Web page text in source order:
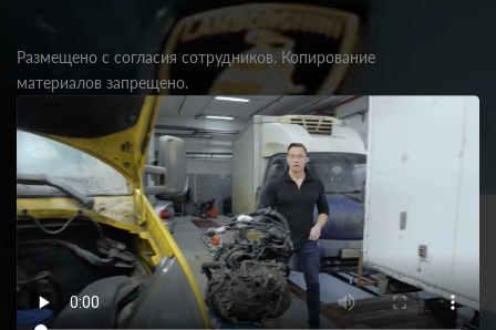
Размещено с согласия сотрудников. Копирование
материалов запрещено.